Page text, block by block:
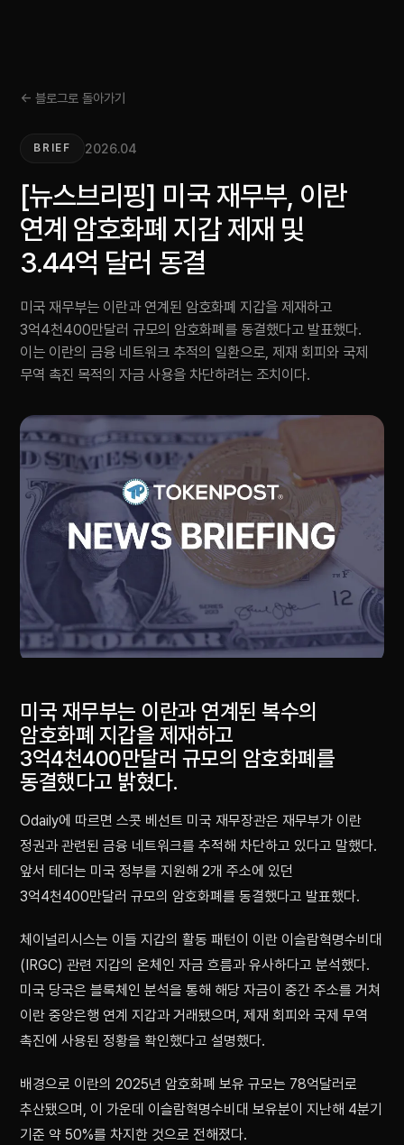
← 블로그로 돌아가기
BRIEF 2026.04
[뉴스브리핑] 미국 재무부, 이란
연계 암호화폐 지갑 제재 및
3.44억 달러 동결
미국 재무부는 이란과 연계된 암호화폐 지갑을 제재하고
3억4천400만달러 규모의 암호화폐를 동결했다고 발표했다.
이는 이란의 금융 네트워크 추적의 일환으로, 제재 회피와 국제
무역 촉진 목적의 자금 사용을 차단하려는 조치이다.
미국 재무부는 이란과 연계된 복수의
암호화폐 지갑을 제재하고
3억4천400만달러 규모의 암호화폐를
동결했다고 밝혔다.
Odaily에 따르면 스콧 베선트 미국 재무장관은 재무부가 이란
정권과 관련된 금융 네트워크를 추적해 차단하고 있다고 말했다.
앞서 테더는 미국 정부를 지원해 2개 주소에 있던
3억4천400만달러 규모의 암호화폐를 동결했다고 발표했다.
체이널리시스는 이들 지갑의 활동 패턴이 이란 이슬람혁명수비대
(IRGC) 관련 지갑의 온체인 자금 흐름과 유사하다고 분석했다.
미국 당국은 블록체인 분석을 통해 해당 자금이 중간 주소를 거쳐
이란 중앙은행 연계 지갑과 거래됐으며, 제재 회피와 국제 무역
촉진에 사용된 정황을 확인했다고 설명했다.
배경으로 이란의 2025년 암호화폐 보유 규모는 78억달러로
추산됐으며, 이 가운데 이슬람혁명수비대 보유분이 지난해 4분기
기준 약 50%를 차지한 것으로 전해졌다.